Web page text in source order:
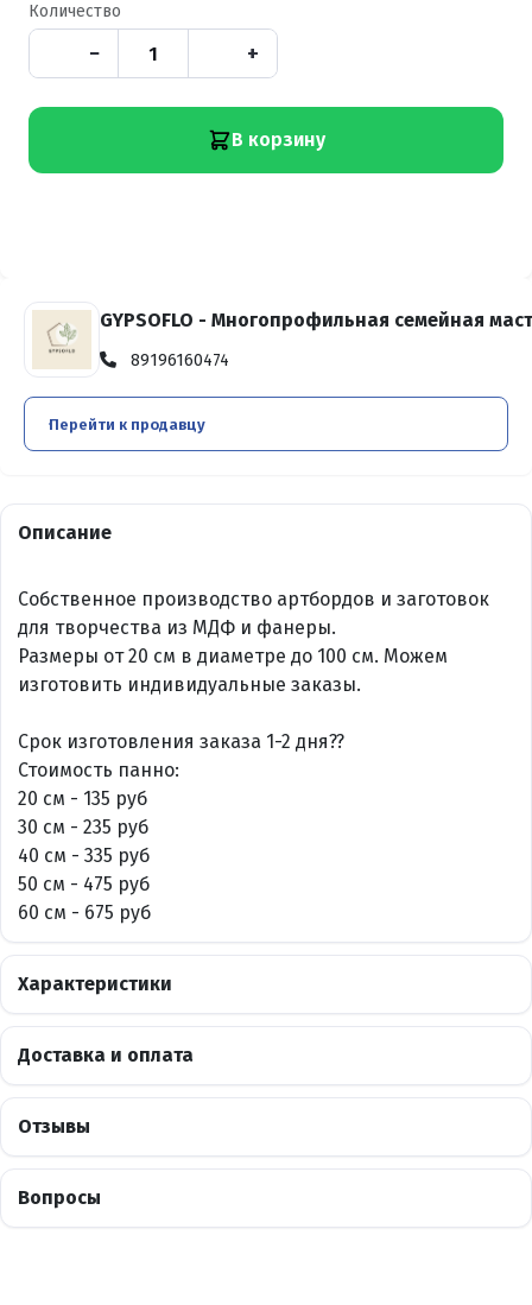
Количество
− +
В корзину
GYPSOFLO - Многопрофильная семейная
89196160474
Перейти к продавцу
Описание
Собственное производство артбордов и заготовок
для творчества из МДФ и фанеры.
Размеры от 20 см в диаметре до 100 см. Можем
изготовить индивидуальные заказы.
Срок изготовления заказа 1-2 дня??
Стоимость панно:
20 см - 135 руб
30 см - 235 руб
40 см - 335 руб
50 см - 475 руб
60 см - 675 руб
Характеристики
Доставка и оплата
Отзывы
Вопросы